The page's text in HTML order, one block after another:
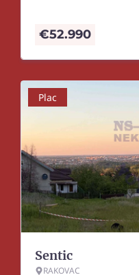
€52.990
Plac
Sentic
RAKOVAC